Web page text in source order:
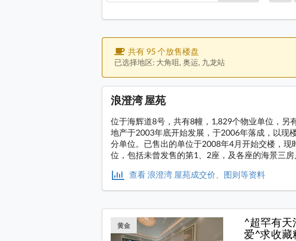
共有 95 个放售楼盘
已选择地区: 大角咀, 奥运, 九龙站
浪澄湾 屋苑
位于海辉道8号，共有8幢，1,829个物业单位，另
地产于2003年底开始发展，于2006年落成，以现
分单位。已售出的单位于2008年4月开始交楼，
位，包括未曾发售的第1、2座，及各座的海景三房
查看 浪澄湾 屋苑成交价、图则等资料
黄金
^超罕有天
爱^求收藏